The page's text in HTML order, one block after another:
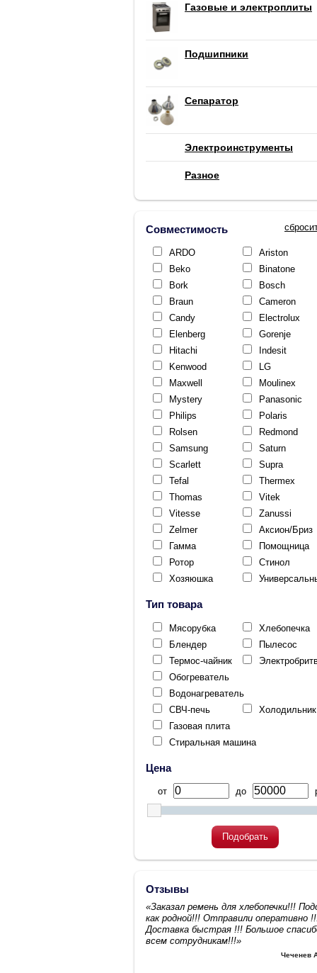
Газовые и электроплиты
Подшипники
Сепаратор
Электроинструменты
Разное
Совместимость
ARDO
Ariston
Beko
Binatone
Bork
Bosch
Braun
Cameron
Candy
Electrolux
Elenberg
Gorenje
Hitachi
Indesit
Kenwood
LG
Maxwell
Moulinex
Mystery
Panasonic
Philips
Polaris
Rolsen
Redmond
Samsung
Saturn
Scarlett
Supra
Tefal
Thermex
Thomas
Vitek
Vitesse
Zanussi
Zelmer
Аксион/Бриз
Гамма
Помощница
Ротор
Стинол
Хозяюшка
Тип товара
Мясорубка
Хлебопечка
Блендер
Пылесос
Термос-чайник
Обогреватель
Водонагреватель
СВЧ-печь
Холодильник
Газовая плита
Стиральная машина
Цена
от до
Подобрать
Отзывы
«Заказал ремень для хлебопечки!!!
как родной!!! Отправили оперативно
Доставка быстрая !!! Большое
всем сотрудникам!!!»
Чеченев